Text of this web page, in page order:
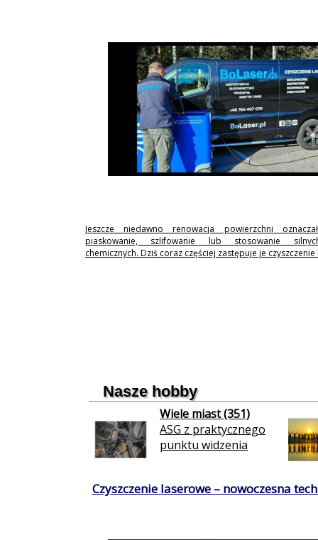
Jeszcze niedawno renowacja powierzchni
piaskowanie, szlifowanie lub stosowanie
chemicznych. Dziś coraz częściej zastępuje je
Nasze hobby
Wiele miast (351)
ASG z praktycznego
punktu widzenia
Czyszczenie laserowe – nowoczesna